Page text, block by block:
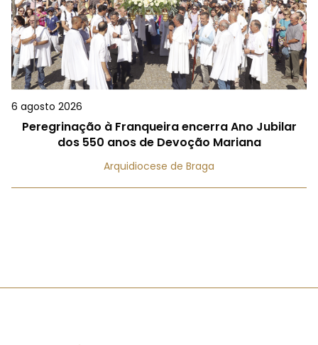
6 agosto 2026
Peregrinação à Franqueira encerra Ano Jubilar
dos 550 anos de Devoção Mariana
Arquidiocese de Braga